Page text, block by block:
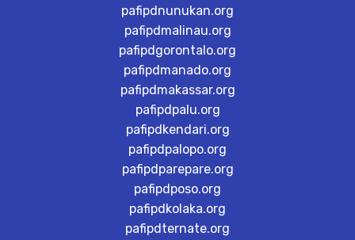
pafipdnunukan.org
pafipdmalinau.org
pafipdgorontalo.org
pafipdmanado.org
pafipdmakassar.org
pafipdpalu.org
pafipdkendari.org
pafipdpalopo.org
pafipdparepare.org
pafipdposo.org
pafipdkolaka.org
pafipdternate.org